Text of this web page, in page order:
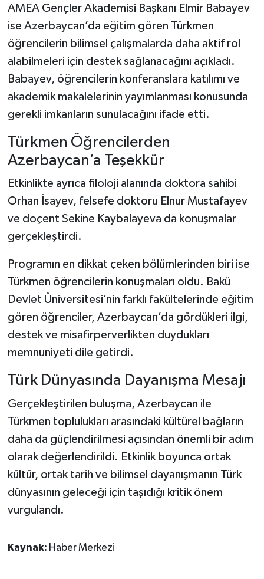
AMEA Gençler Akademisi Başkanı Elmir Babayev
ise Azerbaycan’da eğitim gören Türkmen
öğrencilerin bilimsel çalışmalarda daha aktif rol
alabilmeleri için destek sağlanacağını açıkladı.
Babayev, öğrencilerin konferanslara katılımı ve
akademik makalelerinin yayımlanması konusunda
gerekli imkanların sunulacağını ifade etti.
Türkmen Öğrencilerden
Azerbaycan’a Teşekkür
Etkinlikte ayrıca filoloji alanında doktora sahibi
Orhan İsayev, felsefe doktoru Elnur Mustafayev
ve doçent Sekine Kaybalayeva da konuşmalar
gerçekleştirdi.
Programın en dikkat çeken bölümlerinden biri ise
Türkmen öğrencilerin konuşmaları oldu. Bakü
Devlet Üniversitesi’nin farklı fakültelerinde eğitim
gören öğrenciler, Azerbaycan’da gördükleri ilgi,
destek ve misafirperverlikten duydukları
memnuniyeti dile getirdi.
Türk Dünyasında Dayanışma Mesajı
Gerçekleştirilen buluşma, Azerbaycan ile
Türkmen toplulukları arasındaki kültürel bağların
daha da güçlendirilmesi açısından önemli bir adım
olarak değerlendirildi. Etkinlik boyunca ortak
kültür, ortak tarih ve bilimsel dayanışmanın Türk
dünyasının geleceği için taşıdığı kritik önem
vurgulandı.
Kaynak: Haber Merkezi